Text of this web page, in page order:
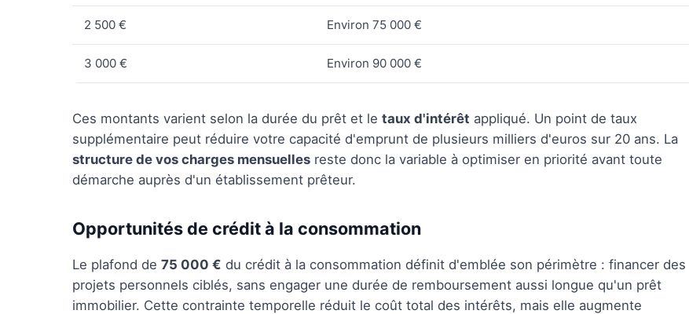
2 500 € Environ 75 000 €
3 000 € Environ 90 000 €
Ces montants varient selon la durée du prêt et le taux d'intérêt appliqué. Un point de taux
supplémentaire peut réduire votre capacité d'emprunt de plusieurs milliers d'euros sur 20 ans. La
structure de vos charges mensuelles reste donc la variable à optimiser en priorité avant toute
démarche auprès d'un établissement prêteur.
Opportunités de crédit à la consommation
Le plafond de 75 000 € du crédit à la consommation définit d'emblée son périmètre : financer des
projets personnels ciblés, sans engager une durée de remboursement aussi longue qu'un prêt
immobilier. Cette contrainte temporelle réduit le coût total des intérêts, mais elle augmente